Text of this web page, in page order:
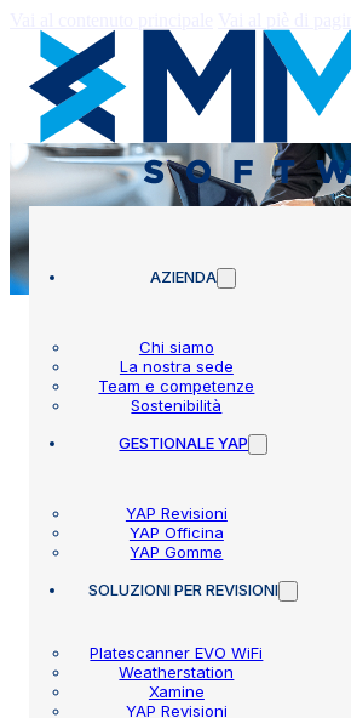
AZIENDA
Chi siamo
La nostra sede
Team e competenze
Sostenibilità
GESTIONALE YAP
YAP Revisioni
YAP Officina
YAP Gomme
SOLUZIONIPER REVISIONI
Platescanner EVO WiFi
Weatherstation
Xamine
YAP Revisioni
Circolari
Aggiornamento chiave
attrezzatura – Circolare
del 15 Settembre 2016
Sono state date informazioni
procedure di adeguamento delle
del costruttore, in seguito alla